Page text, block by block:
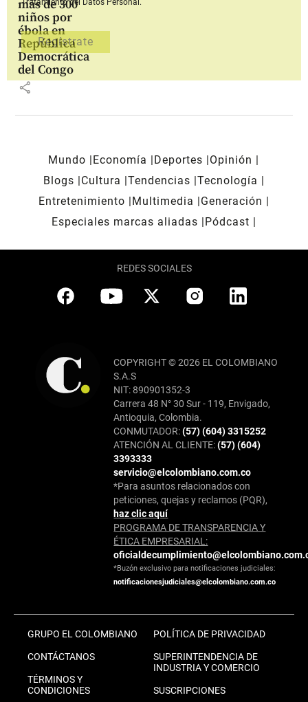
más de 300
niños por
ébola en
República
Democrática
del Congo
share
Mundo Economía Deportes
Opinión
Blogs
Cultura Tendencias Tecnología
Entretenimiento
Multimedia
Generación
Especiales marcas aliadas
Pódcast
REDES SOCIALES
COPYRIGHT © 2026 EL COLOMBIANO
S.A.S
NIT: 890901352-3
Carrera 48 N° 30 Sur - 119, Envigado,
Antioquia, Colombia.
CONMUTADOR:(57) (604) 3315252
ATENCIÓN AL CLIENTE:(57) (604)
3393333
servicio@elcolombiano.com.co
*Para asuntos relacionados con
peticiones, quejas y reclamos (PQR),
haz clic aquí
PROGRAMA DE TRANSPARENCIA Y
ÉTICA EMPRESARIAL:
*Buzón exclusivo para notificaciones judiciales:
notificacionesjudiciales@elcolombiano.com.co
GRUPO EL COLOMBIANO
CONTÁCTANOS
TÉRMINOS Y
CONDICIONES
POLÍTICA DE PRIVACIDAD
SUPERINTENDENCIA DE
INDUSTRIA Y COMERCIO
SUSCRIPCIONES